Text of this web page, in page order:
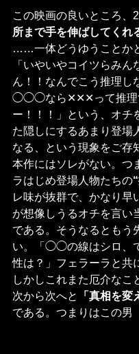
この映画の良いところ、
所まで手を伸ばしてくれ
……一体どうゆうことか
「いやいやコイツらみん
ん！！なんでこう推理し
◯◯◯なら✕✕✕って推理
ー！！！」という、オチ
た隠しにするあまり登場
なる、という現象をご存
本作にはソレがない。つ
ラはじめ登場人物たちの
レ味が抜群で、かなり早
が想像しうるオチを言い
である。そうなるともう
い。「◯◯の線はシロ、
性は？」フェラーラと共
しかしこれまた厄介なこ
次から次へと
「真相を変
である。つまりはこの男